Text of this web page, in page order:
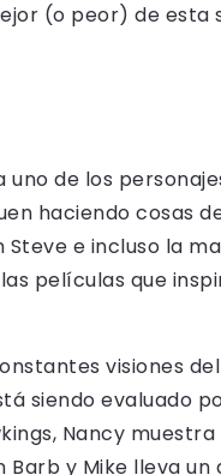
(o peor) de esta
de los
haciendo cosas
e incluso la
películas que
visiones del
siendo evaluado
Nancy muestra
y Mike lleva un